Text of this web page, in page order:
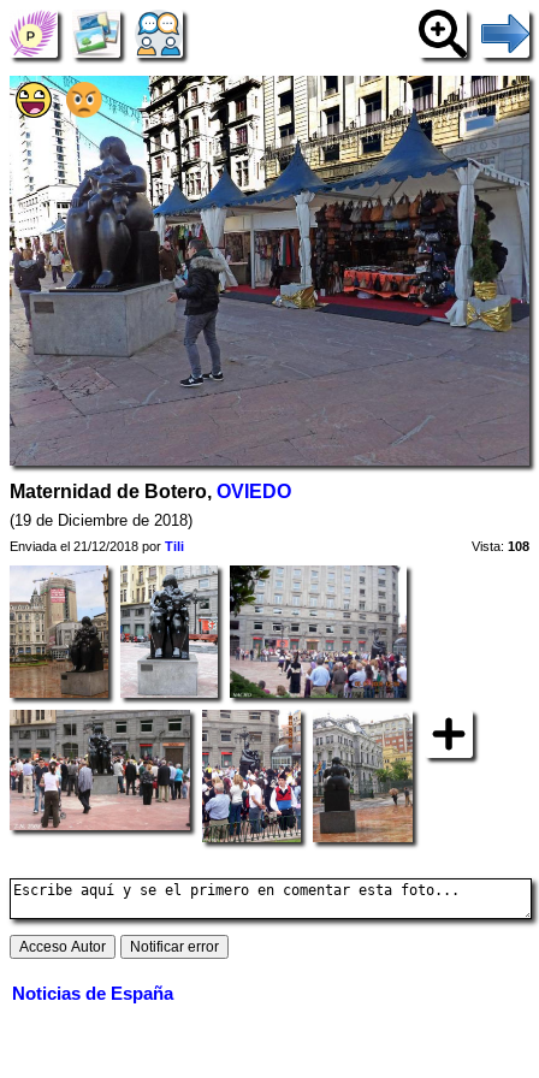
Maternidad de Botero, OVIEDO
(19 de Diciembre de 2018)
Enviada el 21/12/2018 por Tili Vista: 108
Noticias de España